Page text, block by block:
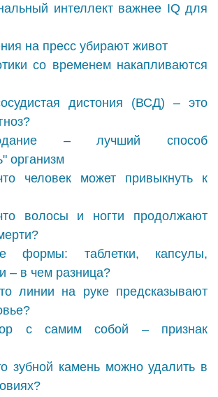
интеллект важнее IQ для
на пресс убирают живот
со временем накапливаются
дистония (ВСД) – это
– лучший способ
организм
человек может привыкнуть к
волосы и ногти продолжают
формы: таблетки, капсулы,
– в чем разница?
линии на руке предсказывают
с самим собой – признак
зубной камень можно удалить в